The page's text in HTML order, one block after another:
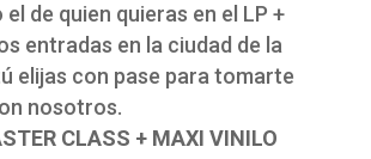
de quien quieras en el LP +
entradas en la ciudad de la
elijas con pase para tomarte
nosotros.
CLASS + MAXI VINILO